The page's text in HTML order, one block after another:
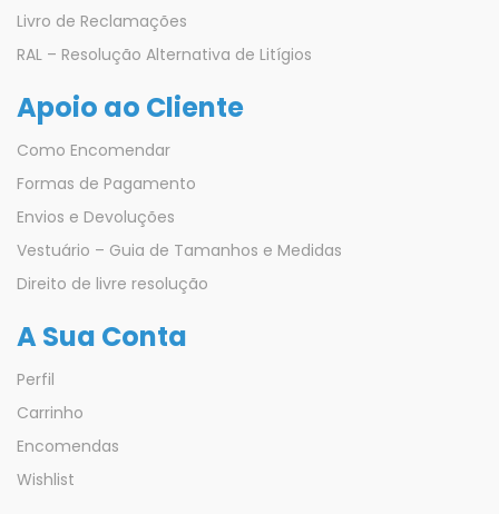
Livro de Reclamações
RAL – Resolução Alternativa de Litígios
Apoio ao Cliente
Como Encomendar
Formas de Pagamento
Envios e Devoluções
Vestuário – Guia de Tamanhos e Medidas
Direito de livre resolução
A Sua Conta
Perfil
Carrinho
Encomendas
Wishlist